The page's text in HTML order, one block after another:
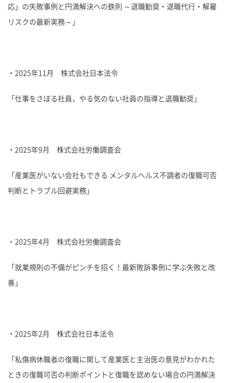
応」の失敗事例と円満解決への鉄則 ～退職勧奨・退職代行・解雇
リスクの最新実務～」
・2025年11月 株式会社日本法令
「仕事をさぼる社員，やる気のない社員の指導と退職勧奨」
・2025年9月 株式会社労働調査会
「産業医がいない会社もできる メンタルヘルス不調者の復職可否
判断とトラブル回避実務」
・2025年4月 株式会社労働調査会
「就業規則の不備がピンチを招く！最新敗訴事例に学ぶ失敗と改
善」
・2025年2月 株式会社日本法令
「私傷病休職者の復職に関して産業医と主治医の意見がわかれた
ときの復職可否の判断ポイントと復職を認めない場合の円満解決